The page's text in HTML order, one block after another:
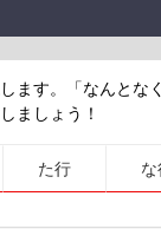
ます。「なんと
ましょう！
た行